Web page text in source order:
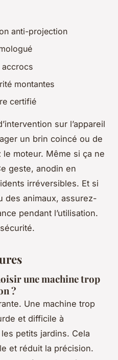
anti-projection
accrocs
montantes
certifié
sur l’appareil
un brin coincé ou de
moteur. Même si ça ne
geste, anodin en
irréversibles. Et si
des animaux, assurez-
pendant l’utilisation.
une machine trop
?
Une machine trop
et difficile à
petits jardins. Cela
et réduit la précision.